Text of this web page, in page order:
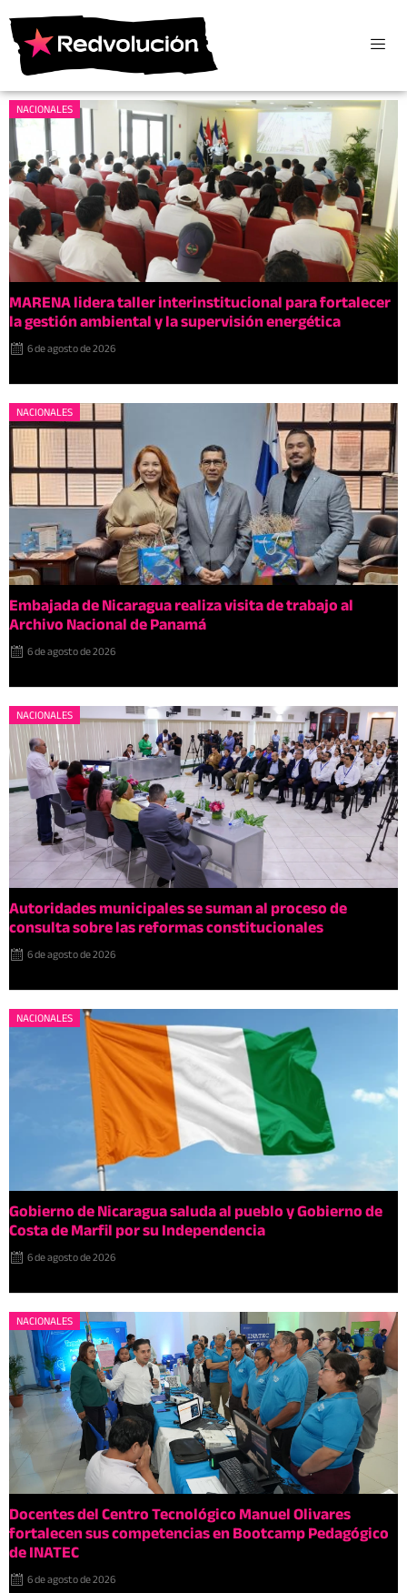
NACIONALES
MARENA lidera taller interinstitucional para fortalecer
la gestión ambiental y la supervisión energética
6 de agosto de 2026
NACIONALES
Embajada de Nicaragua realiza visita de trabajo al
Archivo Nacional de Panamá
6 de agosto de 2026
NACIONALES
Autoridades municipales se suman al proceso de
consulta sobre las reformas constitucionales
6 de agosto de 2026
NACIONALES
Gobierno de Nicaragua saluda al pueblo y Gobierno de
Costa de Marfil por su Independencia
6 de agosto de 2026
NACIONALES
Docentes del Centro Tecnológico Manuel Olivares
fortalecen sus competencias en Bootcamp Pedagógico
de INATEC
6 de agosto de 2026